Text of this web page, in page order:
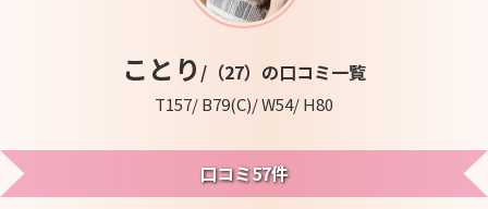
ことり /（27）の口コミ一覧
T157/ B79(C)/ W54/ H80
口コミ57件